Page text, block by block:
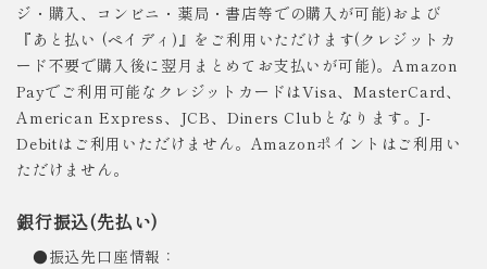
ジ・購入、コンビニ・薬局・書店等での購入が可能)および
『あと払い (ペイディ)』をご利用いただけます(クレジットカ
ード不要で購入後に翌月まとめてお支払いが可能)。Amazon
Payでご利用可能なクレジットカードはVisa、MasterCard、
American Express、JCB、Diners Clubとなります。J-
Debitはご利用いただけません。Amazonポイントはご利用い
ただけません。
銀行振込(先払い)
●振込先口座情報：